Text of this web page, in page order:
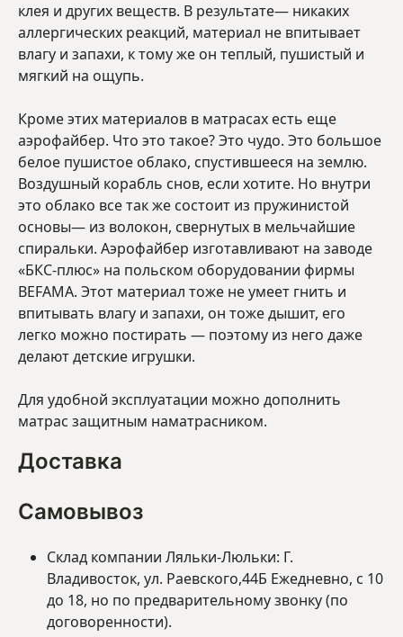
клея и других веществ. В результате— никаких
аллергических реакций, материал не впитывает
влагу и запахи, к тому же он теплый, пушистый и
мягкий на ощупь.
Кроме этих материалов в матрасах есть еще
аэрофайбер. Что это такое? Это чудо. Это большое
белое пушистое облако, спустившееся на землю.
Воздушный корабль снов, если хотите. Но внутри
это облако все так же состоит из пружинистой
основы— из волокон, свернутых в мельчайшие
спиральки. Аэрофайбер изготавливают на заводе
«БКС-плюс» на польском оборудовании фирмы
BEFAMA. Этот материал тоже не умеет гнить и
впитывать влагу и запахи, он тоже дышит, его
легко можно постирать — поэтому из него даже
делают детские игрушки.
Для удобной эксплуатации можно дополнить
матрас защитным наматрасником.
Доставка
Самовывоз
Склад компании Ляльки-Люльки: Г.
Владивосток, ул. Раевского,44Б Ежедневно, с 10
до 18, но по предварительному звонку (по
договоренности).